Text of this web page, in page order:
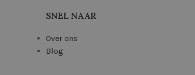
SNEL NAAR
Over ons
Blog